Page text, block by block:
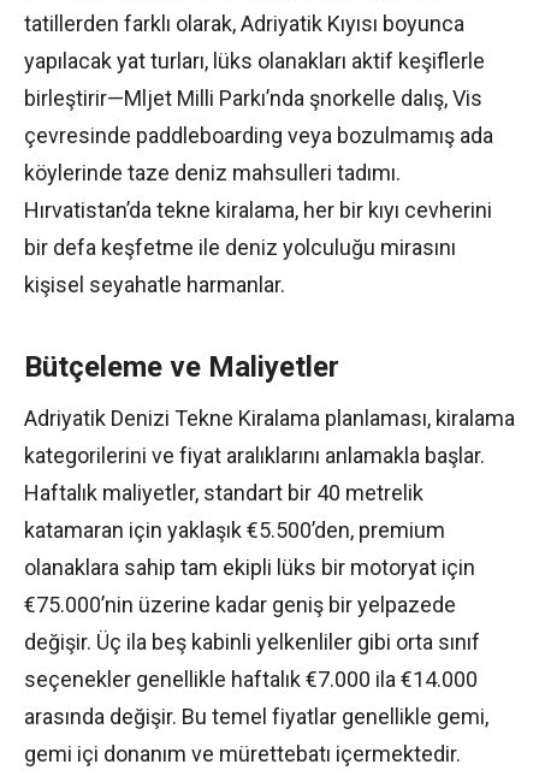
tatillerden farklı olarak, Adriyatik Kıyısı boyunca
yapılacak yat turları, lüks olanakları aktif keşiflerle
birleştirir—Mljet Milli Parkı’nda şnorkelle dalış, Vis
çevresinde paddleboarding veya bozulmamış ada
köylerinde taze deniz mahsulleri tadımı.
Hırvatistan’da tekne kiralama, her bir kıyı cevherini
bir defa keşfetme ile deniz yolculuğu mirasını
kişisel seyahatle harmanlar.
Bütçeleme ve Maliyetler
Adriyatik Denizi Tekne Kiralama planlaması, kiralama
kategorilerini ve fiyat aralıklarını anlamakla başlar.
Haftalık maliyetler, standart bir 40 metrelik
katamaran için yaklaşık €5.500’den, premium
olanaklara sahip tam ekipli lüks bir motoryat için
€75.000’nin üzerine kadar geniş bir yelpazede
değişir. Üç ila beş kabinli yelkenliler gibi orta sınıf
seçenekler genellikle haftalık €7.000 ila €14.000
arasında değişir. Bu temel fiyatlar genellikle gemi,
gemi içi donanım ve mürettebatı içermektedir.